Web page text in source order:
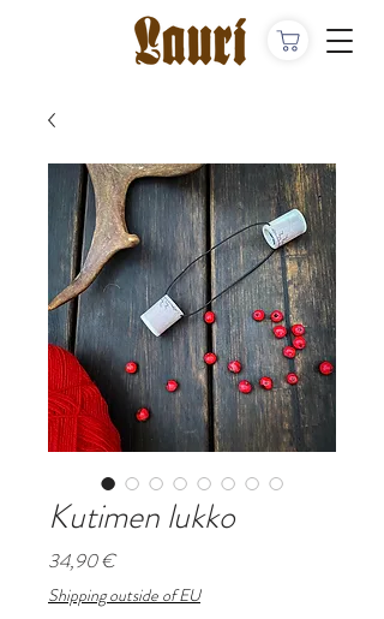
Kutimen lukko
34,90 €Hinta
Shipping outside of EU